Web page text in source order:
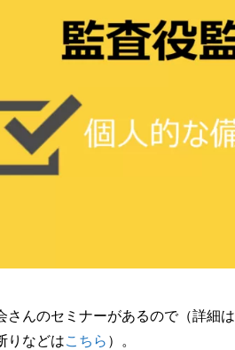
さんのセミナーがあるので（詳細は
りなどはこちら ）。